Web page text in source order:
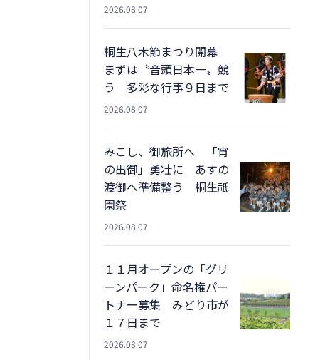
2026.08.07
桐生八木節まつり開幕
まずは〝音頭日本一〟競
う 多彩な行事９日まで
2026.08.07
みこし、御旅所へ 「宵
の出御」勇壮に あすの
渡御へ準備整う 桐生祇
園祭
2026.08.07
１１月オープンの「グリ
ーンパーク」命名権パー
トナー募集 みどり市が
１７日まで
2026.08.07